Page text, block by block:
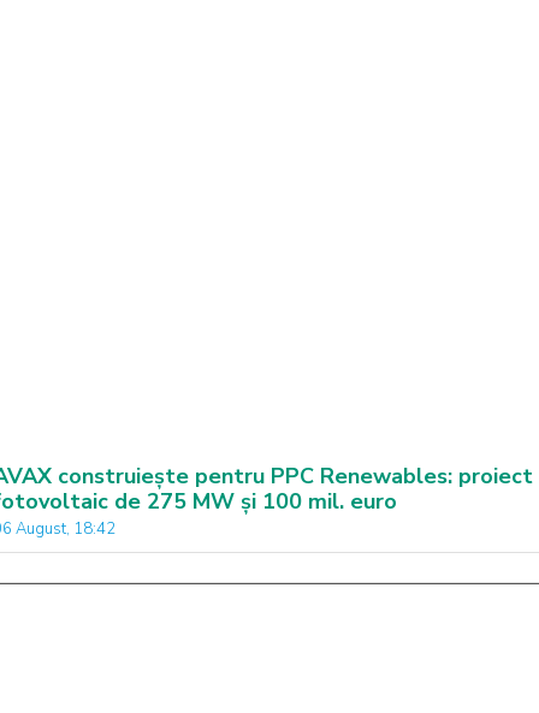
construiește pentru PPC Renewables: proiect
de 275 MW și 100 mil. euro
August, 18:42